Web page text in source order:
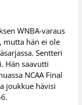
WNBA-varaus
mutta hän ei ole
Sentteri
Hän saavutti
NCAA Final
joukkue hävisi